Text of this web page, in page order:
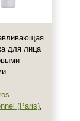
для лица
(Paris),